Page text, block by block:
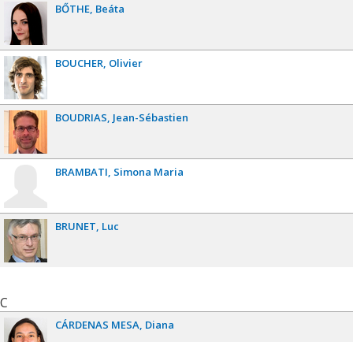
BŐTHE Beáta
BOUCHER Olivier
BOUDRIAS Jean-Sébastien
BRAMBATI Simona Maria
BRUNET Luc
C
CÁRDENAS MESA Diana